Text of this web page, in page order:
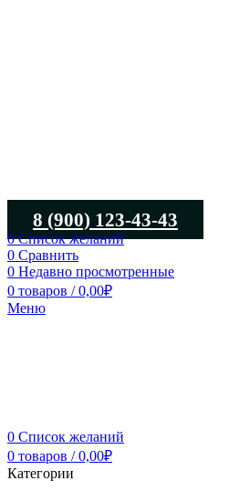
8 (900) 123-43-43
0Список желаний
0 Сравнить
0 Недавно просмотренные
0 товаров / 0,00₽
Меню
0 Список желаний
0 товаров / 0,00₽
Категории